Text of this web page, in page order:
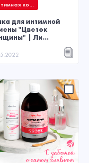
ко...
для интимной
"Цветок
| Ли...